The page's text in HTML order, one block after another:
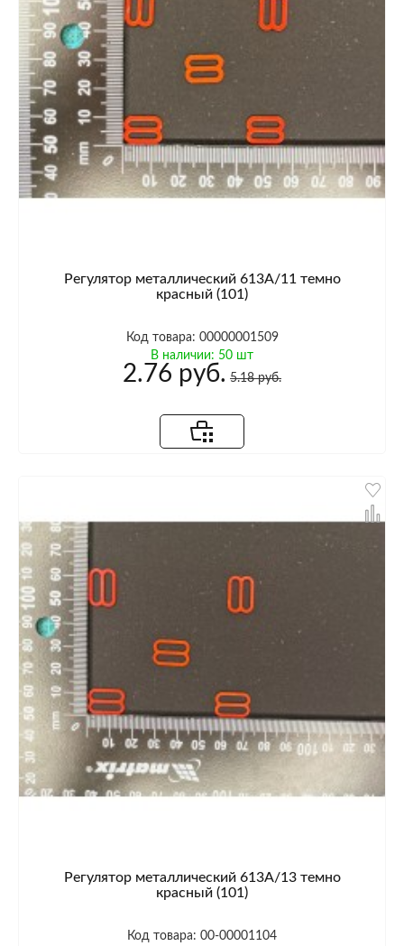
Регулятор металлический 613A/11 темно
красный (101)
Код товара: 00000001509
В наличии: 50 шт
2.76 руб. 5.18 руб.
Регулятор металлический 613A/13 темно
красный (101)
Код товара: 00-00001104